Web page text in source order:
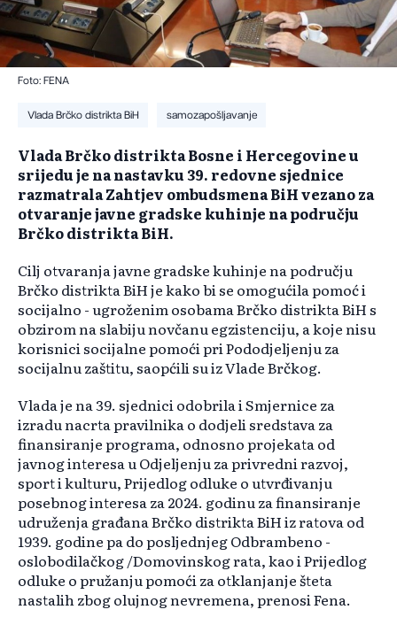
Foto: FENA
Vlada Brčko distrikta BiH samozapošljavanje
Vlada Brčko distrikta Bosne i Hercegovine u
srijedu je na nastavku 39. redovne sjednice
razmatrala Zahtjev ombudsmena BiH vezano za
otvaranje javne gradske kuhinje na području
Brčko distrikta BiH.
Cilj otvaranja javne gradske kuhinje na području
Brčko distrikta BiH je kako bi se omogućila pomoć i
socijalno - ugroženim osobama Brčko distrikta BiH s
obzirom na slabiju novčanu egzistenciju, a koje nisu
korisnici socijalne pomoći pri Pododjeljenju za
socijalnu zaštitu, saopćili su iz Vlade Brčkog.
Vlada je na 39. sjednici odobrila i Smjernice za
izradu nacrta pravilnika o dodjeli sredstava za
finansiranje programa, odnosno projekata od
javnog interesa u Odjeljenju za privredni razvoj,
sport i kulturu, Prijedlog odluke o utvrđivanju
posebnog interesa za 2024. godinu za finansiranje
udruženja građana Brčko distrikta BiH iz ratova od
1939. godine pa do posljednjeg Odbrambeno -
oslobodilačkog /Domovinskog rata, kao i Prijedlog
odluke o pružanju pomoći za otklanjanje šteta
nastalih zbog olujnog nevremena, prenosi Fena.